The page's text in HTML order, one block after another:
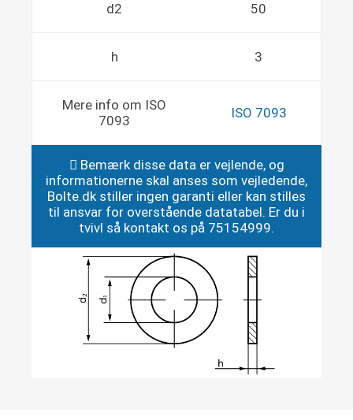
d2 50
h 3
Mere info om ISO
7093
ISO 7093
Bemærk disse data er vejlende, og
informationerne skal anses som vejledende,
Bolte.dk stiller ingen garanti eller kan stilles
til ansvar for overstående datatabel. Er du i
tvivl så kontakt os på 75154999.